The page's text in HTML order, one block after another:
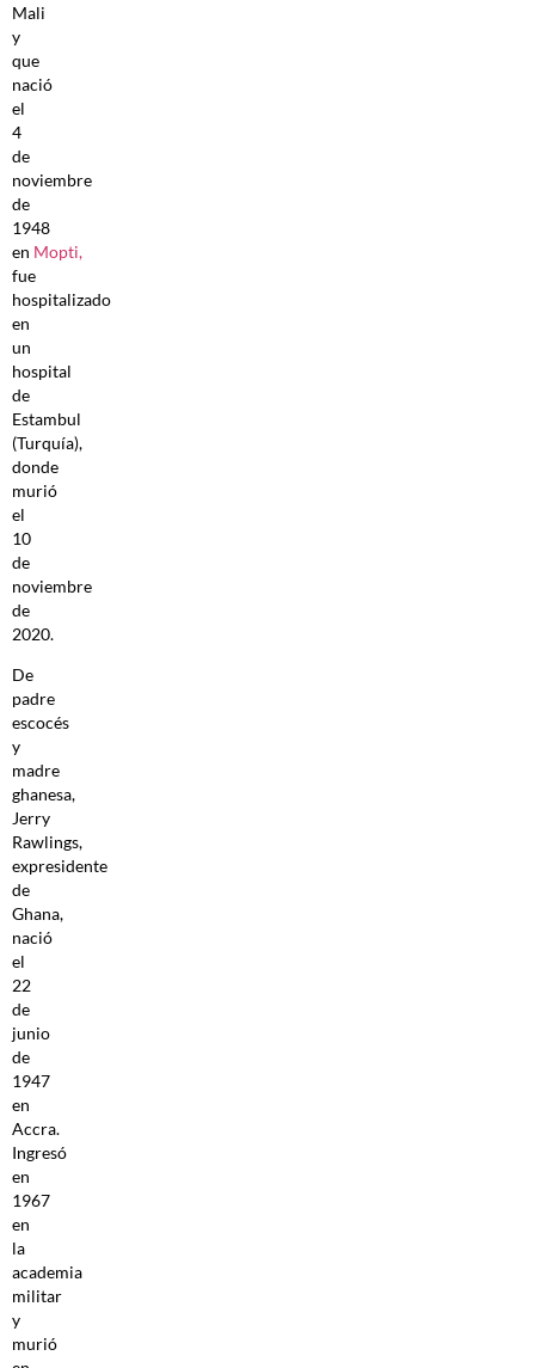
Mali
y
que
nació
el
4
de
noviembre
de
1948
en Mopti,
fue
hospitalizado
en
un
hospital
de
Estambul
(Turquía),
donde
murió
el
10
de
noviembre
de
2020.
De
padre
escocés
y
madre
ghanesa,
Jerry
Rawlings,
expresidente
de
Ghana,
nació
el
22
de
junio
de
1947
en
Accra.
Ingresó
en
1967
en
la
academia
militar
y
murió